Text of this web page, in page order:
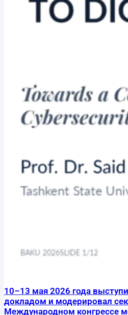
10–13 мая 2026 года
докладом и модерировал
Международном конгрессе